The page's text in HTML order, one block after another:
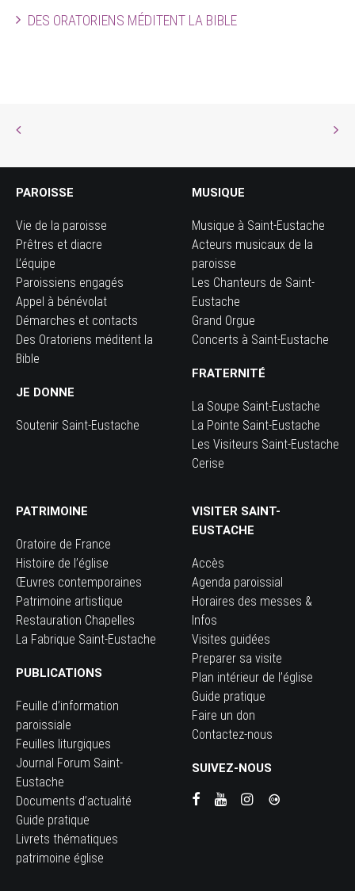
DES ORATORIENS MÉDITENT LA BIBLE
PAROISSE
Vie de la paroisse
Prêtres et diacre
L’équipe
Paroissiens engagés
Appel à bénévolat
Démarches et contacts
Des Oratoriens méditent la
Bible
JE DONNE
Soutenir Saint-Eustache
MUSIQUE
Musique à Saint-Eustache
Acteurs musicaux de la
paroisse
Les Chanteurs de Saint-
Eustache
Grand Orgue
Concerts à Saint-Eustache
FRATERNITÉ
La Soupe Saint-Eustache
La Pointe Saint-Eustache
Les Visiteurs Saint-Eustache
Cerise
PATRIMOINE
Oratoire de France
Histoire de l’église
Œuvres contemporaines
Patrimoine artistique
Restauration Chapelles
La Fabrique Saint-Eustache
PUBLICATIONS
Feuille d’information
paroissiale
Feuilles liturgiques
Journal Forum Saint-
Eustache
Documents d’actualité
Guide pratique
Livrets thématiques
patrimoine église
VISITER SAINT-
EUSTACHE
Accès
Agenda paroissial
Horaires des messes &
Infos
Visites guidées
Preparer sa visite
Plan intérieur de l’église
Guide pratique
Faire un don
Contactez-nous
SUIVEZ-NOUS